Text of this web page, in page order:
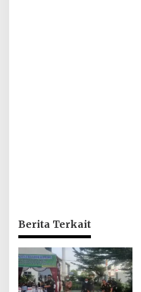
Berita Terkait